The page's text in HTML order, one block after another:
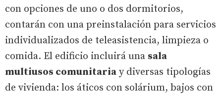
con opciones de uno o dos dormitorios,
contarán con una preinstalación para servicios
individualizados de teleasistencia, limpieza o
comida. El edificio incluirá una sala
multiusos comunitaria y diversas tipologías
de vivienda: los áticos con solárium, bajos con